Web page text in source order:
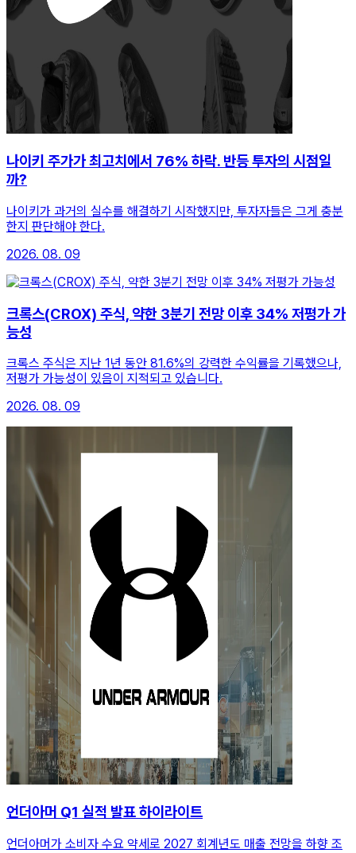
나이키 주가가 최고치에서 76% 하락. 반등 투자의 시점일
까?
나이키가 과거의 실수를 해결하기 시작했지만, 투자자들은 그게 충분
한지 판단해야 한다.
2026. 08. 09
크록스(CROX) 주식, 약한 3분기 전망 이후 34% 저평가 가
능성
크록스 주식은 지난 1년 동안 81.6%의 강력한 수익률을 기록했으나,
저평가 가능성이 있음이 지적되고 있습니다.
2026. 08. 09
언더아머 Q1 실적 발표 하이라이트
언더아머가 소비자 수요 약세로 2027 회계년도 매출 전망을 하향 조